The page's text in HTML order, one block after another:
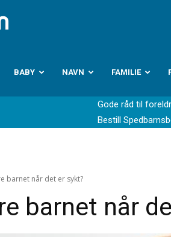
Babyverden.no
BABY NAVN FAMILIE
Gode råd til
Bestill
barnet når det er sykt?
barnet når